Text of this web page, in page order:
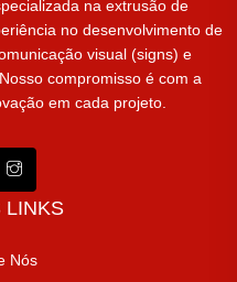
na extrusão de
no desenvolvimento de
visual (signs) e
compromisso é com a
em cada projeto.
LINKS
Nós